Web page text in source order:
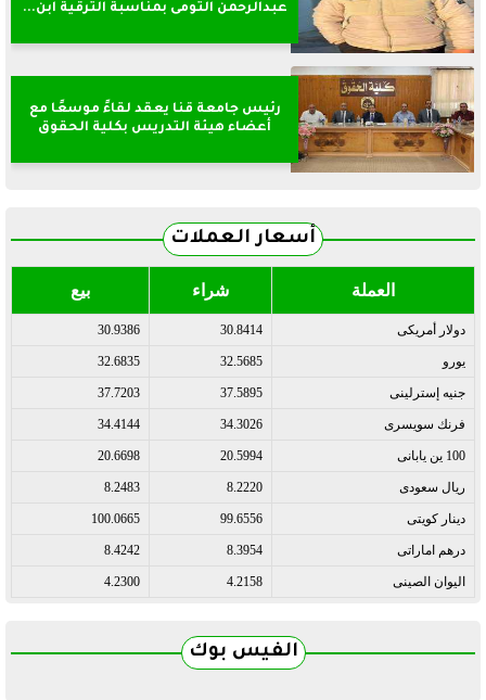
عبدالرحمن التومى بمناسبة الترقية ابن...
رئيس جامعة قنا يعقد لقاءً موسعًا مع
أعضاء هيئة التدريس بكلية الحقوق
أسعار العملات
العملة شراء بيع
دولار أمريكى 30.8414
30.9386
يورو 32.5685
32.6835
جنيه إسترلينى 37.5895
37.7203
فرنك سويسرى 34.3026
34.4144
100 ين يابانى 20.5994
20.6698
ريال سعودى 8.2220
8.2483
دينار كويتى 99.6556
100.0665
درهم اماراتى 8.3954
8.4242
اليوان الصينى 4.2158
4.2300
الفيس بوك